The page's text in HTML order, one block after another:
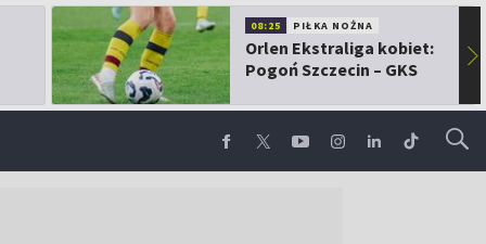
08:25 PIŁKA NOŻNA
Orlen Ekstraliga kobiet:
Pogoń Szczecin – GKS
▶